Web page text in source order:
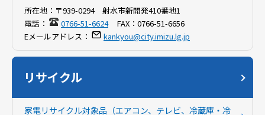
所在地： 〒939-0294 射水市新開発410番地1
電話：
0766-51-6624FAX： 0766-51-6656
Eメールアドレス：
kankyou@city.imizu.lg.jp
リサイクル
家電リサイクル対象品（エアコン、テレビ、冷蔵庫・冷